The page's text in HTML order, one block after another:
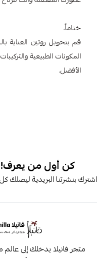
ختاماً،
المكونات الطبيعية
الأفضل.
كن أول من يعرف!
اشترك بنشرتنا البريدية ليصلك
متجر فانيلا يدخلك إلى عالم